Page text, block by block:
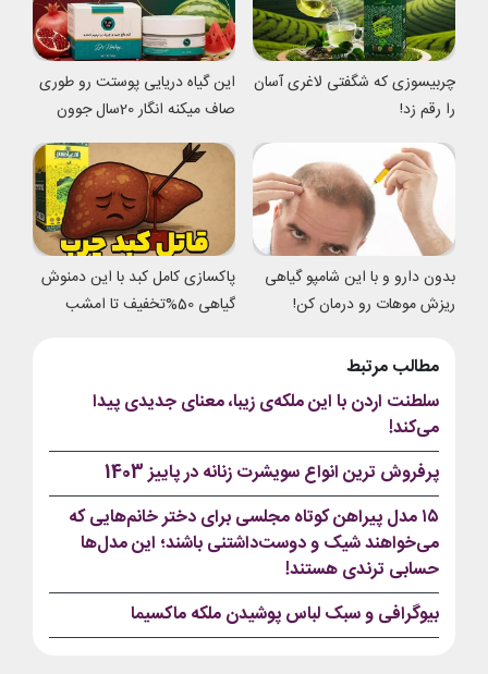
چربیسوزی که شگفتی لاغری آسان
را رقم زد!
این گیاه دریایی پوستت رو طوری
صاف میکنه انگار 20سال جوون
شدی
بدون دارو و با این شامپو گیاهی
ریزش موهات رو درمان کن!
پاکسازی کامل کبد با این دمنوش
گیاهی 50%تخفیف تا امشب
مطالب مرتبط
سلطنت اردن با این ملکه‌ی زیبا، معنای جدیدی پیدا
می‌کند!
پرفروش ترین انواع سویشرت زنانه در پاییز 1403
۱۵ مدل پیراهن کوتاه مجلسی برای دختر خانم‌هایی که
می‌خواهند شیک و دوست‌داشتنی باشند؛ این مدل‌ها
حسابی ترندی هستند!
بیوگرافی و سبک لباس پوشیدن ملکه ماکسیما